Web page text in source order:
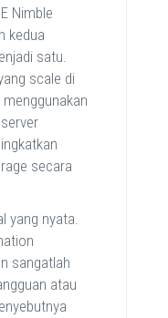
Nimble
kedua
satu.
scale di
secara
yang nyata.
sangatlah
atau